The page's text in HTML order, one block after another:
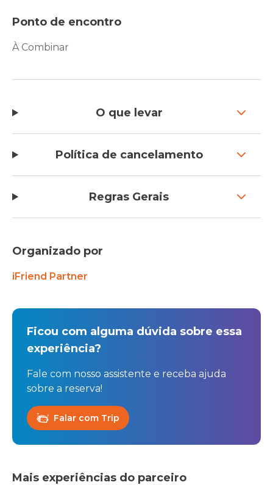
Ponto de encontro
À Combinar
O que levar
Política de cancelamento
Regras Gerais
Organizado por
iFriend Partner
Ficou com alguma dúvida sobre essa
experiência?
Fale com nosso assistente e receba ajuda
sobre a reserva!
Falar com Trip
Mais experiências do parceiro